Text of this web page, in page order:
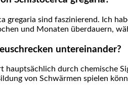
gregaria sind faszinierend. Ich
und Monaten überdauern,
untereinander?
durch chemische
von Schwärmen spielen